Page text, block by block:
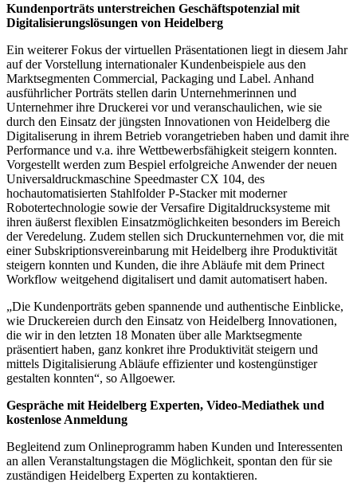
Kundenporträts unterstreichen Geschäftspotenzial mit
Digitalisierungslösungen von Heidelberg
Ein weiterer Fokus der virtuellen Präsentationen liegt in diesem Jahr
auf der Vorstellung internationaler Kundenbeispiele aus den
Marktsegmenten Commercial, Packaging und Label. Anhand
ausführlicher Porträts stellen darin Unternehmerinnen und
Unternehmer ihre Druckerei vor und veranschaulichen, wie sie
durch den Einsatz der jüngsten Innovationen von Heidelberg die
Digitaliserung in ihrem Betrieb vorangetrieben haben und damit ihre
Performance und v.a. ihre Wettbewerbsfähigkeit steigern konnten.
Vorgestellt werden zum Bespiel erfolgreiche Anwender der neuen
Universaldruckmaschine Speedmaster CX 104, des
hochautomatisierten Stahlfolder P-Stacker mit moderner
Robotertechnologie sowie der Versafire Digitaldrucksysteme mit
ihren äußerst flexiblen Einsatzmöglichkeiten besonders im Bereich
der Veredelung. Zudem stellen sich Druckunternehmen vor, die mit
einer Subskriptionsvereinbarung mit Heidelberg ihre Produktivität
steigern konnten und Kunden, die ihre Abläufe mit dem Prinect
Workflow weitgehend digitalisert und damit automatisert haben.
„Die Kundenporträts geben spannende und authentische Einblicke,
wie Druckereien durch den Einsatz von Heidelberg Innovationen,
die wir in den letzten 18 Monaten über alle Marktsegmente
präsentiert haben, ganz konkret ihre Produktivität steigern und
mittels Digitalisierung Abläufe effizienter und kostengünstiger
gestalten konnten“, so Allgoewer.
Gespräche mit Heidelberg Experten, Video-Mediathek und
kostenlose Anmeldung
Begleitend zum Onlineprogramm haben Kunden und Interessenten
an allen Veranstaltungstagen die Möglichkeit, spontan den für sie
zuständigen Heidelberg Experten zu kontaktieren.